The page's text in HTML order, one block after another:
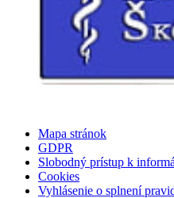
Mapa stránok
GDPR
Slobodný prístup k
Cookies
Vyhlásenie o splnení